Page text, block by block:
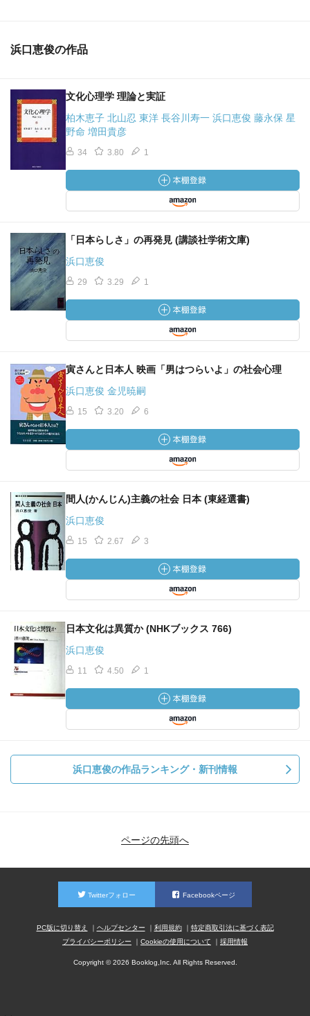
浜口恵俊の作品
文化心理学 理論と実証
柏木恵子 北山忍 東洋 長谷川寿一 浜口恵俊 藤永保 星
野命 増田貴彦
34 3.80 1
「日本らしさ」の再発見 (講談社学術文庫)
浜口恵俊
29 3.29 1
寅さんと日本人 映画「男はつらいよ」の社会心理
浜口恵俊 金児暁嗣
15 3.20 6
間人(かんじん)主義の社会 日本 (東経選書)
浜口恵俊
15 2.67 3
日本文化は異質か (NHKブックス 766)
浜口恵俊
11 4.50 1
浜口恵俊の作品ランキング・新刊情報
ページの先頭へ
Twitterフォロー Facebookページ
PC版に切り替え ヘルプセンター 利用規約
特定商取引法に基づく表記
プライバシーポリシー
Cookieの使用について 採用情報
Copyright © 2026 Booklog,Inc. All Rights Reserved.